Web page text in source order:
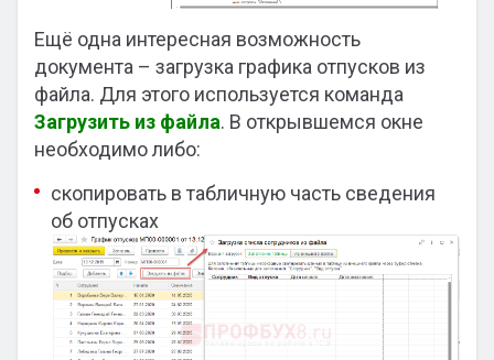
Ещё одна интересная возможность
документа – загрузка графика отпусков из
файла. Для этого используется команда
Загрузить из файла. В открывшемся окне
необходимо либо:
скопировать в табличную часть сведения
об отпусках